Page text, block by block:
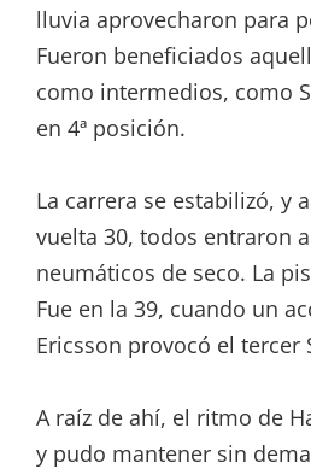
lluvia aprovecharon para
Fueron beneficiados
como intermedios, como
en 4ª posición.
La carrera se estabilizó, y
vuelta 30, todos entraron
neumáticos de seco. La
Fue en la 39, cuando un
Ericsson provocó el tercer
A raíz de ahí, el ritmo de
y pudo mantener sin